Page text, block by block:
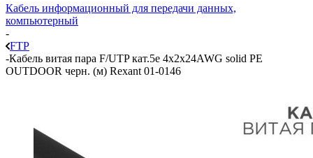
Кабель информационный для передачи данных,
компьютерный
-
FTP
-Кабель витая пара F/UTP кат.5e 4х2х24AWG solid PE
OUTDOOR черн. (м) Rexant 01-0146